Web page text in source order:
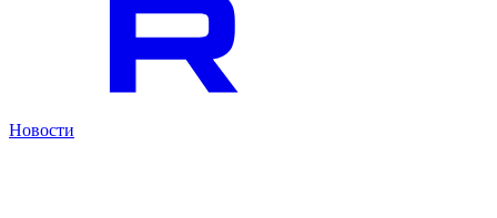
Новости